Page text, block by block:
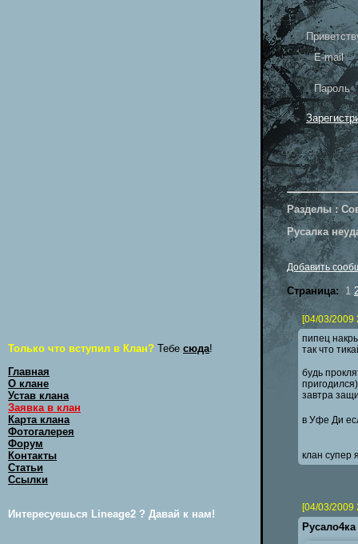
Только что вступил в Клан? Тебе сюда!
Главная
О клане
Устав клана
Заявка в клан
Карта клана
Фотогалерея
Форум
Контакты
Статьи
Ссылки
Интересуешься Lineage2 ? Давай к нам!
E-mail
Пароль
Разделы :
Русалка
Добавить
Страница: 1
[04/03/2009
пипец
так что
будь
завтра
в Уфе Ди
клан супер
[04/03/2009
Русало4ка